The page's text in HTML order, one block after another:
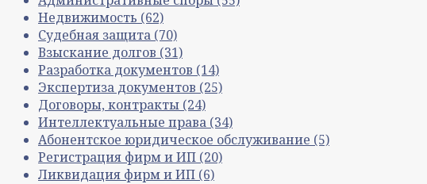
Недвижимость (62)
Судебная защита (70)
Взыскание долгов (31)
Разработка документов (14)
Экспертиза документов (25)
Договоры, контракты (24)
Интеллектуальные права (34)
Абонентское юридическое обслуживание (5)
Регистрация фирм и ИП (20)
Ликвидация фирм и ИП (6)